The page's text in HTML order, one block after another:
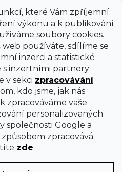
které Vám zpříjemní
výkonu a k publikování
soubory cookies.
používáte, sdílíme se
inzerci a statistické
s inzertními partnery
v sekci zpracovávání
kdo jsme, jak nás
zpracováváme vaše
personalizovaných
společnosti Google a
zpracovává
zde.